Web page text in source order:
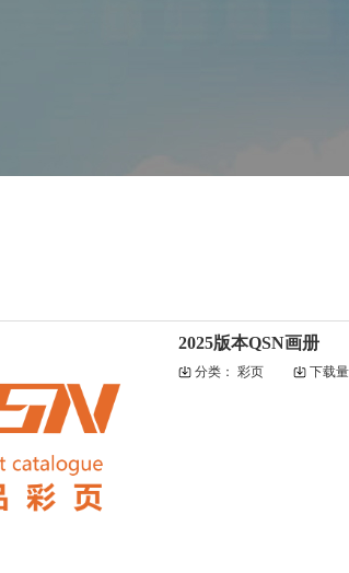
2025版本QSN画册
分类： 彩页 下载量